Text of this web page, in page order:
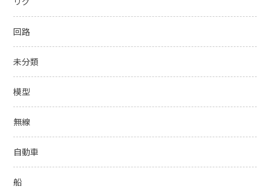
回路
未分類
模型
無線
自動車
船